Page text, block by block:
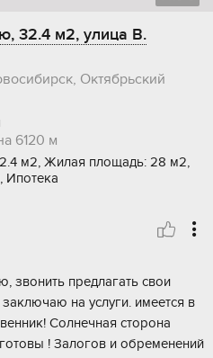
32.4 м2, улица В.
Октябрьский
6120 м
м2, Жилая площадь: 28 м2,
Ипотека
звонить предлагать свои
на услуги. имеется в
Солнечная сторона
! Залогов и обременений